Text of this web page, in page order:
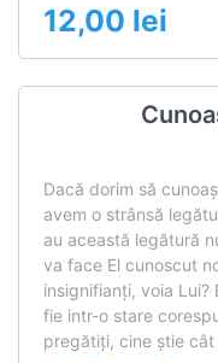
12,00 lei
Dacă dorim să
avem o strânsă
au această legătură
va face El cunoscut
insignifianţi, voia Lui?
fie intr-o stare
pregătiţi, cine ştie